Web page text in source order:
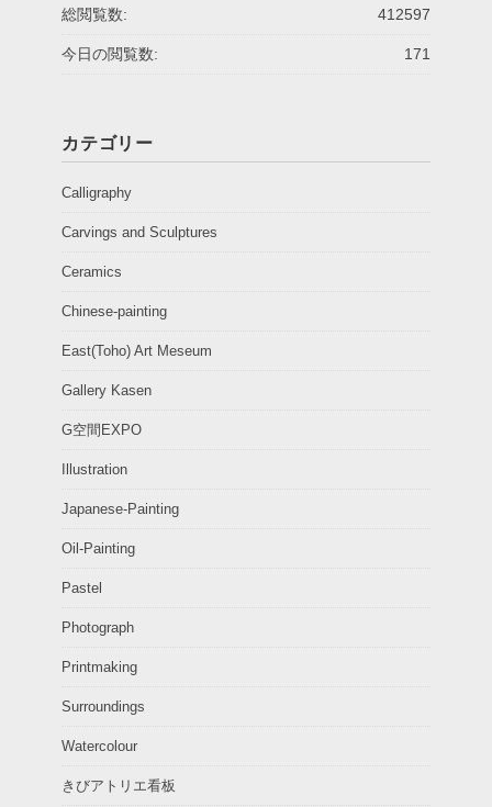
412597
総閲覧数:
171
今日の閲覧数:
カテゴリー
Calligraphy
Carvings and Sculptures
Ceramics
Chinese-painting
East(Toho) Art Meseum
Gallery Kasen
G空間EXPO
Illustration
Japanese-Painting
Oil-Painting
Pastel
Photograph
Printmaking
Surroundings
Watercolour
きびアトリエ看板